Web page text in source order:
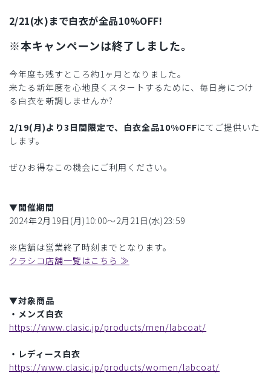
2/21(水)まで白衣が全品10%OFF!
※本キャンペーンは終了しました。
今年度も残すところ約1ヶ月となりました。
来たる新年度を心地良くスタートするために、毎日身につけ
る白衣を新調しませんか?
2/19(月)より3日間限定で、白衣全品10%OFFにてご提供いた
します。
ぜひお得なこの機会にご利用ください。
▼開催期間
2024年2月19日(月)10:00〜2月21日(水)23:59
※店舗は営業終了時刻までとなります。
クラシコ店舗一覧はこちら ≫
▼対象商品
・メンズ白衣
https://www.clasic.jp/products/men/labcoat/
・レディース白衣
https://www.clasic.jp/products/women/labcoat/